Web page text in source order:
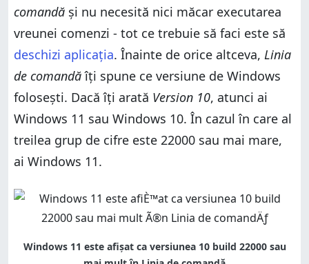
comandă și nu necesită nici măcar executarea
vreunei comenzi - tot ce trebuie să faci este să
deschizi aplicația. Înainte de orice altceva, Linia
de comandăîți spune ce versiune de Windows
folosești. Dacă îți arată Version 10, atunci ai
Windows 11 sau Windows 10. În cazul în care al
treilea grup de cifre este 22000 sau mai mare,
ai Windows 11.